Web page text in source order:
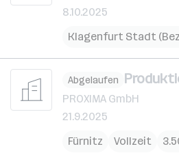
8.10.2025
Klagenfurt Stadt
Abgelaufen
PROXIMA GmbH
21.9.2025
Fürnitz
Vollzeit